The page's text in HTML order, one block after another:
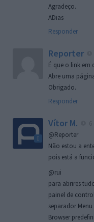
Agradeço.
ADias
Responder
Reporter
É que o link em
Abre uma
Obrigado.
Responder
Vítor M.
@Reporter
Não estou a
pois está a
@rui
para abrires
painel de
separador
Browser